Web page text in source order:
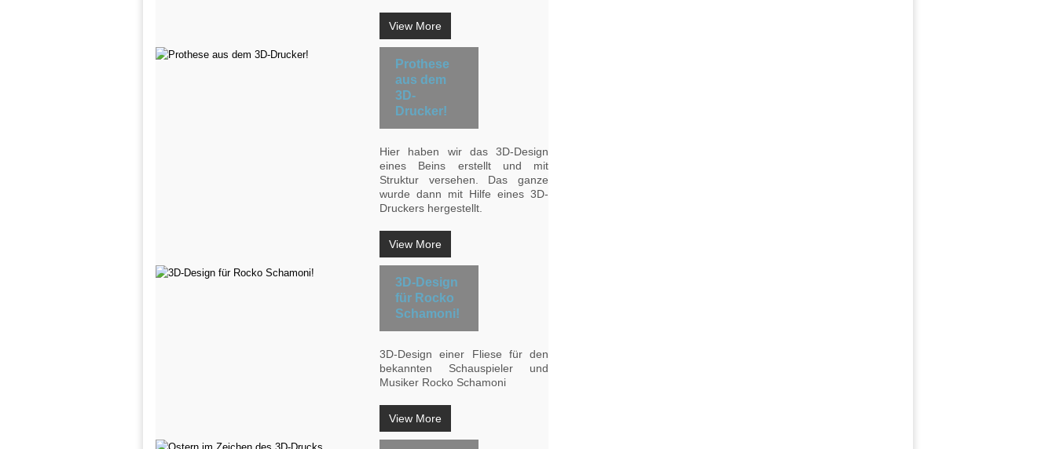
View More
Prothese
aus dem
3D-
Drucker!
Hier haben wir das 3D-Design
eines Beins erstellt und mit
Struktur versehen. Das ganze
wurde dann mit Hilfe eines 3D-
Druckers hergestellt.
View More
3D-Design
für Rocko
Schamoni!
3D-Design einer Fliese für den
bekannten Schauspieler und
Musiker Rocko Schamoni
View More